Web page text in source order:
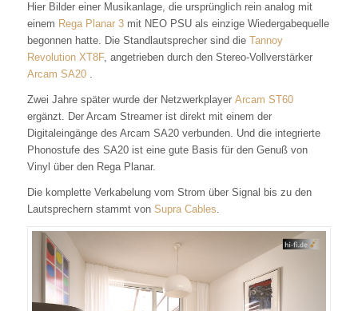
Hier Bilder einer Musikanlage, die ursprünglich rein analog mit
einem Rega Planar 3mit NEO PSU als einzige Wiedergabequelle
begonnen hatte. Die Standlautsprecher sind die Tannoy
Revolution XT8F, angetrieben durch den Stereo-Vollverstärker
Arcam SA20.
Zwei Jahre später wurde der Netzwerkplayer Arcam ST60
ergänzt. Der Arcam Streamer ist direkt mit einem der
Digitaleingänge des Arcam SA20 verbunden. Und die integrierte
Phonostufe des SA20 ist eine gute Basis für den Genuß von
Vinyl über den Rega Planar.
Die komplette Verkabelung vom Strom über Signal bis zu den
Lautsprechern stammt von Supra Cables.